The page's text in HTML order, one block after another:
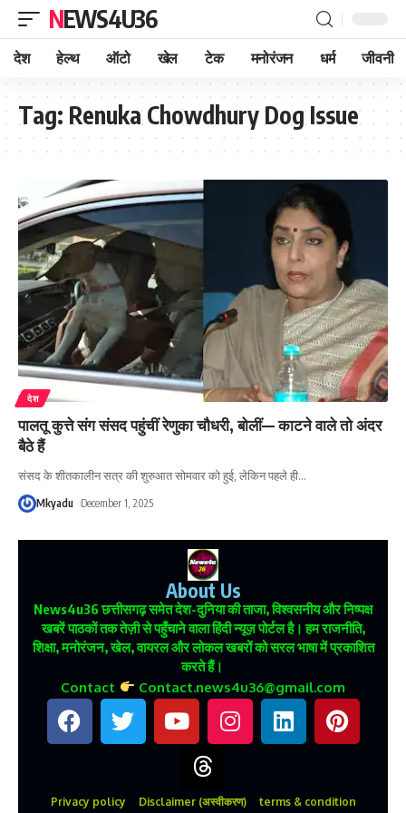
NEWS4U36
देश हेल्थ ऑटो खेल टेक मनोरंजन धर्म जीवनी
Tag: Renuka Chowdhury Dog Issue
देश
पालतू कुत्ते संग संसद पहुंचीं रेणुका चौधरी, बोलीं— काटने वाले तो अंदर
बैठे हैं
संसद के शीतकालीन सत्र की शुरुआत सोमवार को हुई, लेकिन पहले ही…
Mkyadu December 1, 2025
About Us
News4u36छत्तीसगढ़ समेत देश-दुनिया की ताजा, विश्वसनीय और निष्पक्ष
खबरें पाठकों तक तेज़ी से पहुँचाने वाला हिंदी न्यूज़ पोर्टल है। हम राजनीति,
शिक्षा, मनोरंजन, खेल, वायरल और लोकल खबरों को सरल भाषा में प्रकाशित
करते हैं।
Contact Contact.news4u36@gmail.com
Privacy policy Disclaimer (अस्वीकरण) terms & condition